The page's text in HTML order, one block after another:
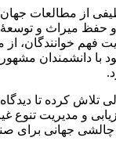
از مطالعات
و حفظ میراث و
فهم خوانندگان، از
دانشمندان
تلاش کرده تا
و مدیریت تنوع
جهانی برای